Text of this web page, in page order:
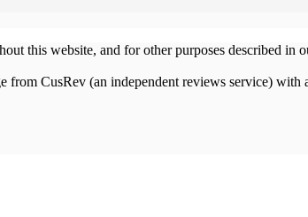
this website, and for other purposes described in
from CusRev (an independent reviews service) with